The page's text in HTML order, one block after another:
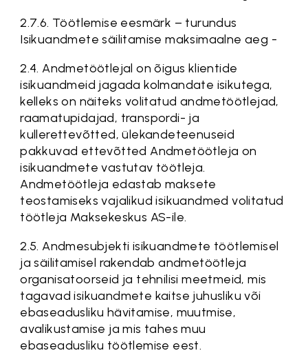
2.7.6. Töötlemise eesmärk – turundus
Isikuandmete säilitamise maksimaalne aeg -
2.4. Andmetöötlejal on õigus klientide
isikuandmeid jagada kolmandate isikutega,
kelleks on näiteks volitatud andmetöötlejad,
raamatupidajad, transpordi- ja
kullerettevõtted, ülekandeteenuseid
pakkuvad ettevõtted Andmetöötleja on
isikuandmete vastutav töötleja.
Andmetöötleja edastab maksete
teostamiseks vajalikud isikuandmed volitatud
töötleja Maksekeskus AS-ile.
2.5. Andmesubjekti isikuandmete töötlemisel
ja säilitamisel rakendab andmetöötleja
organisatoorseid ja tehnilisi meetmeid, mis
tagavad isikuandmete kaitse juhusliku või
ebaseadusliku hävitamise, muutmise,
avalikustamise ja mis tahes muu
ebaseadusliku töötlemise eest.